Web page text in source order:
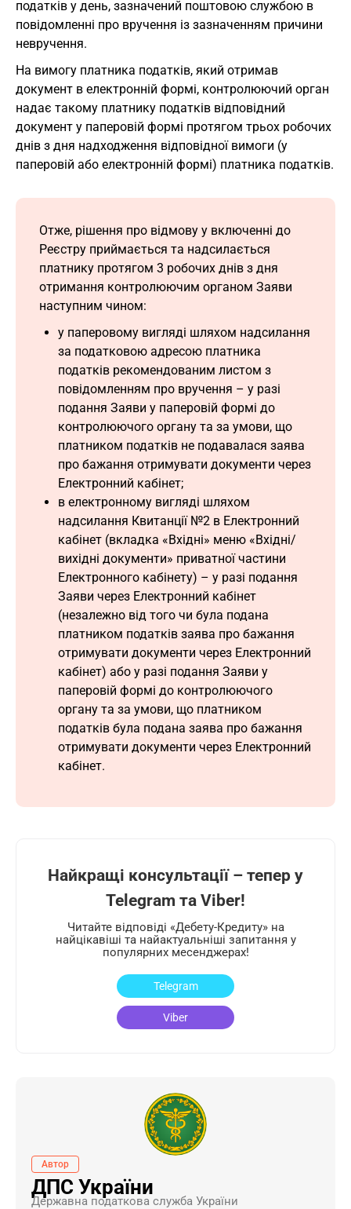
податків у день, зазначений поштовою службою в
повідомленні про вручення із зазначенням причини
невручення.
На вимогу платника податків, який отримав
документ в електронній формі, контролюючий орган
надає такому платнику податків відповідний
документ у паперовій формі протягом трьох робочих
днів з дня надходження відповідної вимоги (у
паперовій або електронній формі) платника податків.
Отже, рішення про відмову у включенні до
Реєстру приймається та надсилається
платнику протягом 3 робочих днів з дня
отримання контролюючим органом Заяви
наступним чином:
у паперовому вигляді шляхом надсилання
за податковою адресою платника
податків рекомендованим листом з
повідомленням про вручення – у разі
подання Заяви у паперовій формі до
контролюючого органу та за умови, що
платником податків не подавалася заява
про бажання отримувати документи через
Електронний кабінет;
в електронному вигляді шляхом
надсилання Квитанції №2 в Електронний
кабінет (вкладка «Вхідні» меню «Вхідні/
вихідні документи» приватної частини
Електронного кабінету) – у разі подання
Заяви через Електронний кабінет
(незалежно від того чи була подана
платником податків заява про бажання
отримувати документи через Електронний
кабінет) або у разі подання Заяви у
паперовій формі до контролюючого
органу та за умови, що платником
податків була подана заява про бажання
отримувати документи через Електронний
кабінет.
Найкращі консультації – тепер у
Telegram та Viber!
Читайте відповіді «Дебету-Кредиту» на
найцікавіші та найактуальніші запитання у
популярних месенджерах!
Telegram
Viber
Автор
ДПС України
Державна податкова служба України